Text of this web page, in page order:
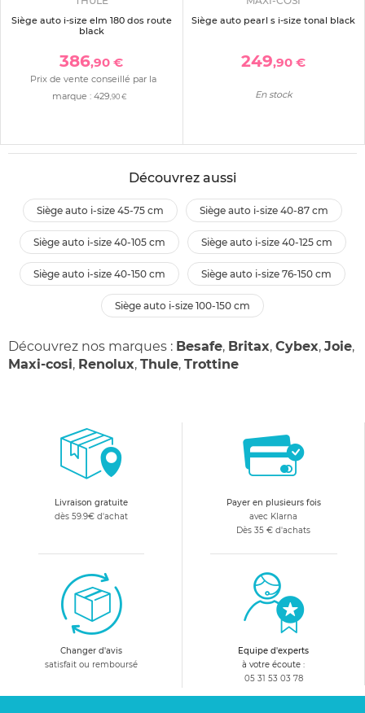
Siège auto i-size elm 180 dos route
black
386,90 €
Prix de vente conseillé par la
marque :429,90 €
Siège auto pearl s i-size tonal black
249,90 €
En stock
Découvrez aussi
siège auto i-size 45-75 cm siège auto i-size 40-87 cm
siège auto i-size 40-105 cm siège auto i-size 40-125 cm
siège auto i-size 40-150 cm siège auto i-size 76-150 cm
siège auto i-size 100-150 cm
Découvrez nos marques : Besafe, Britax, Cybex, Joie,
Maxi-cosi, Renolux, Thule, Trottine
Livraison gratuite
dès 59.9€ d'achat
Payer en plusieurs fois
avec Klarna
Dès 35 € d'achats
Changer d'avis
satisfait ou remboursé
Equipe d'experts
à votre écoute :
05 31 53 03 78